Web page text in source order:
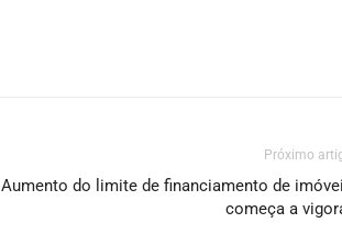
Próximo
Aumento do limite de financiamento de
começa a